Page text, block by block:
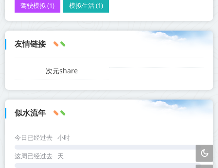
驾驶模拟 (1) 模拟生活 (1)
友情链接
次元share
似水流年
今日已经过去 小时
这周已经过去 天